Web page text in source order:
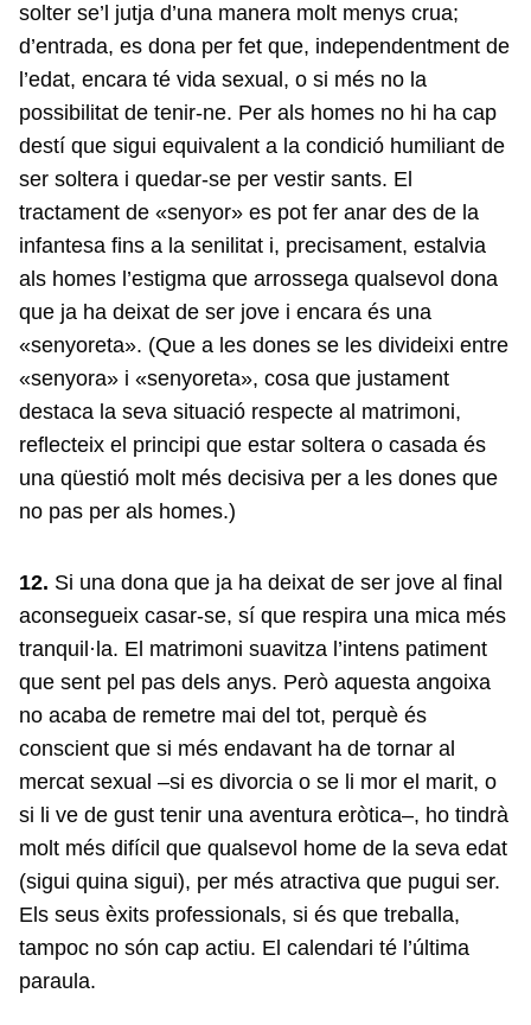
solter se’l jutja d’una manera molt menys crua;
d’entrada, es dona per fet que, independentment de
l’edat, encara té vida sexual, o si més no la
possibilitat de tenir-ne. Per als homes no hi ha cap
destí que sigui equivalent a la condició humiliant de
ser soltera i quedar-se per vestir sants. El
tractament de «senyor» es pot fer anar des de la
infantesa fins a la senilitat i, precisament, estalvia
als homes l’estigma que arrossega qualsevol dona
que ja ha deixat de ser jove i encara és una
«senyoreta». (Que a les dones se les divideixi entre
«senyora» i «senyoreta», cosa que justament
destaca la seva situació respecte al matrimoni,
reflecteix el principi que estar soltera o casada és
una qüestió molt més decisiva per a les dones que
no pas per als homes.)
12. Si una dona que ja ha deixat de ser jove al final
aconsegueix casar-se, sí que respira una mica més
tranquil·la. El matrimoni suavitza l’intens patiment
que sent pel pas dels anys. Però aquesta angoixa
no acaba de remetre mai del tot, perquè és
conscient que si més endavant ha de tornar al
mercat sexual –si es divorcia o se li mor el marit, o
si li ve de gust tenir una aventura eròtica–, ho tindrà
molt més difícil que qualsevol home de la seva edat
(sigui quina sigui), per més atractiva que pugui ser.
Els seus èxits professionals, si és que treballa,
tampoc no són cap actiu. El calendari té l’última
paraula.